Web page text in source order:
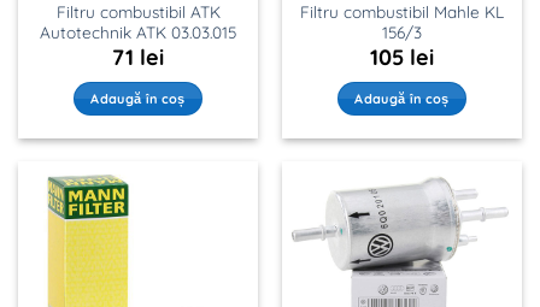
Filtru combustibil ATK
Autotechnik ATK 03.03.015
71 lei
Adaugă în coș
Filtru combustibil Mahle KL
156/3
105 lei
Adaugă în coș